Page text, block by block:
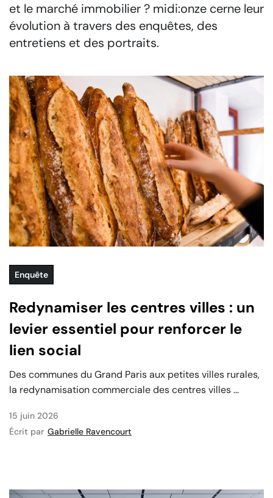
et le marché immobilier ? midi:onze cerne leur
évolution à travers des enquêtes, des
entretiens et des portraits.
Enquête
Redynamiser les centres villes : un
levier essentiel pour renforcer le
lien social
Des communes du Grand Paris aux petites villes rurales,
la redynamisation commerciale des centres villes ...
15 juin 2026
Écrit par Gabrielle Ravencourt